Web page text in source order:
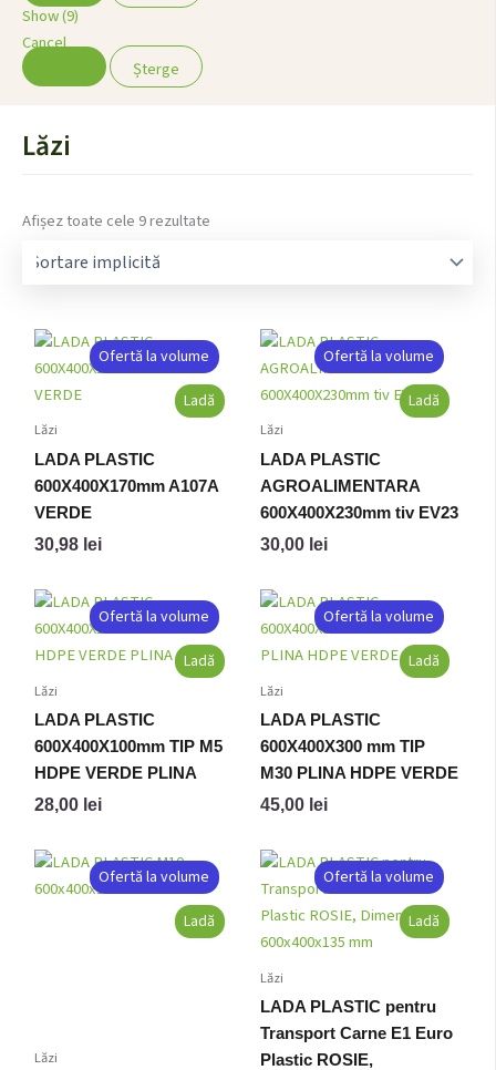
Show(9)
Cancel
Șterge
Lăzi
Afișez toate cele 9 rezultate
Ofertă la volume
Ladă
Lăzi
LADA PLASTIC
600X400X170mm A107A
VERDE
30,98 lei
Ofertă la volume
Ladă
Lăzi
LADA PLASTIC
AGROALIMENTARA
600X400X230mm tiv EV23
30,00 lei
Ofertă la volume
Ladă
Lăzi
LADA PLASTIC
600X400X100mm TIP M5
HDPE VERDE PLINA
28,00 lei
Ofertă la volume
Ladă
Lăzi
LADA PLASTIC
600X400X300 mm TIP
M30 PLINA HDPE VERDE
45,00 lei
Ofertă la volume
Ladă
Lăzi
Ofertă la volume
Ladă
Lăzi
LADA PLASTIC pentru
Transport Carne E1 Euro
Plastic ROSIE,